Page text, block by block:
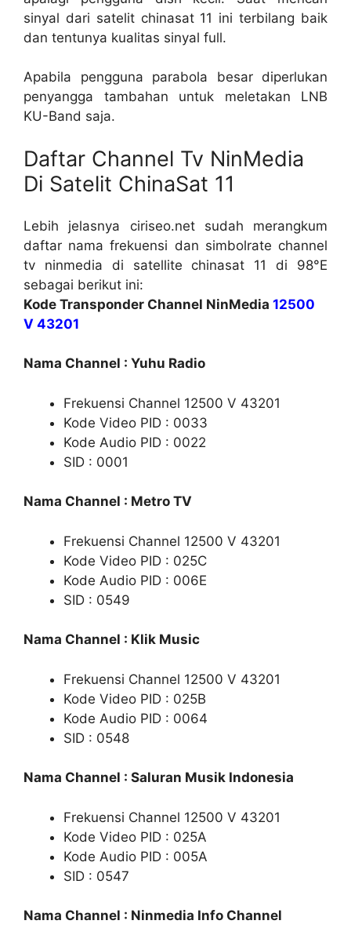
sinyal dari satelit chinasat 11 ini terbilang baik
dan tentunya kualitas sinyal full.
Apabila pengguna parabola besar diperlukan
penyangga tambahan untuk meletakan LNB
KU-Band saja.
Daftar Channel Tv NinMedia
Di Satelit ChinaSat 11
Lebih jelasnya ciriseo.net sudah merangkum
daftar nama frekuensi dan simbolrate channel
tv ninmedia di satellite chinasat 11 di 98°E
sebagai berikut ini:
Kode Transponder Channel NinMedia 12500
V 43201
Nama Channel : Yuhu Radio
Frekuensi Channel 12500 V 43201
Kode Video PID : 0033
Kode Audio PID : 0022
SID : 0001
Nama Channel : Metro TV
Frekuensi Channel 12500 V 43201
Kode Video PID : 025C
Kode Audio PID : 006E
SID : 0549
Nama Channel : Klik Music
Frekuensi Channel 12500 V 43201
Kode Video PID : 025B
Kode Audio PID : 0064
SID : 0548
Nama Channel : Saluran Musik Indonesia
Frekuensi Channel 12500 V 43201
Kode Video PID : 025A
Kode Audio PID : 005A
SID : 0547
Nama Channel : Ninmedia Info Channel